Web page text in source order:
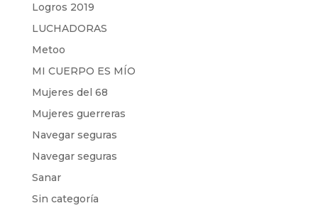
Logros 2019
LUCHADORAS
Metoo
MI CUERPO ES MÍO
Mujeres del 68
Mujeres guerreras
Navegar seguras
Navegar seguras
Sanar
Sin categoría